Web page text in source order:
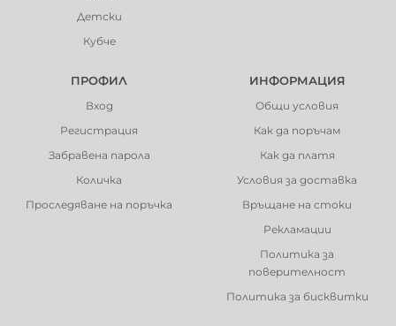
Детски
Кубче
ПРОФИЛ
Вход
Регистрация
Забравена парола
Количка
Проследяване на поръчка
ИНФОРМАЦИЯ
Общи условия
Как да поръчам
Как да платя
Условия за доставка
Връщане на стоки
Рекламации
Политика за
поверителност
Политика за бисквитки